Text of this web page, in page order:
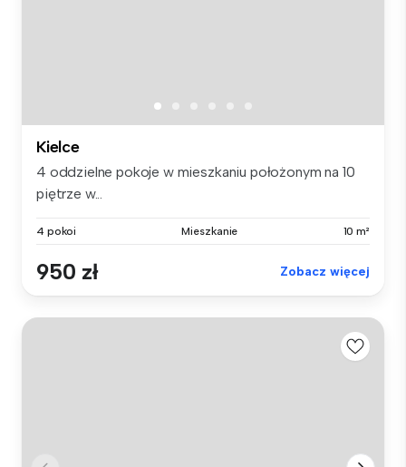
Kielce
4 oddzielne pokoje w mieszkaniu położonym na 10
piętrze w...
4 pokoi Mieszkanie 10 m²
950 zł Zobacz więcej